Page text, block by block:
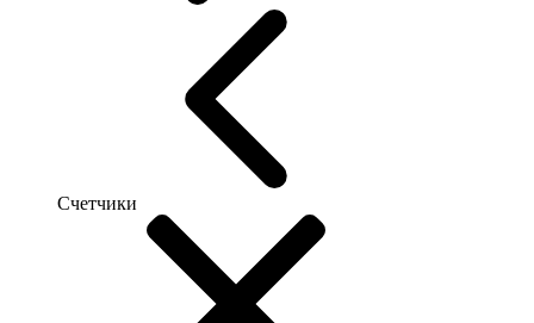
Счетчики